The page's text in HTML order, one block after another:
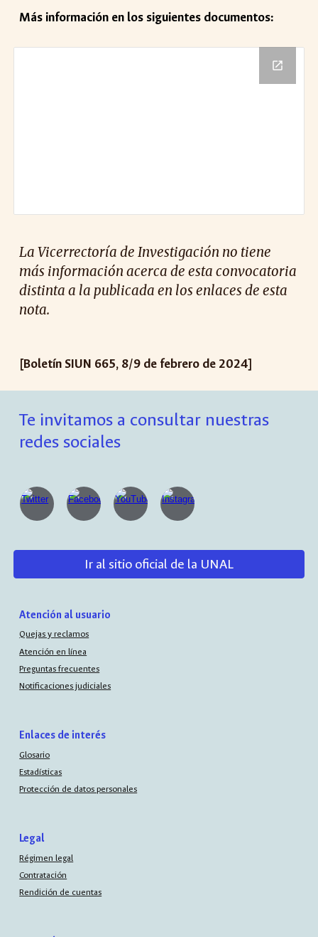
Más información en los siguientes documentos:
La Vicerrectoría de Investigación no tiene
más información acerca de esta convocatoria
distinta a la publicada en los enlaces de esta
nota.
[Boletín SIUN 665, 8/9 de febrero de 2024]
Te invitamos a consultar nuestras
redes sociales
Ir al sitio oficial de la UNAL
Atención al usuario
Quejas y reclamos
Atención en línea
Preguntas frecuentes
Notificaciones judiciales
Enlaces de interés
Glosario
Estadísticas
Protección de datos personales
Legal
Régimen legal
Contratación
Rendición de cuentas